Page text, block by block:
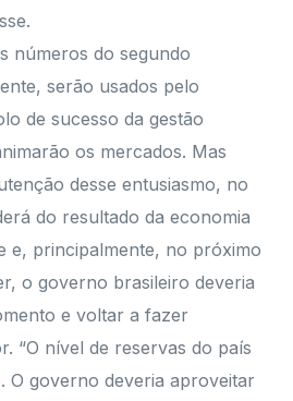
números do segundo
serão usados pelo
de sucesso da gestão
os mercados. Mas
desse entusiasmo, no
do resultado da economia
e, principalmente, no próximo
o governo brasileiro deveria
e voltar a fazer
“O nível de reservas do país
O governo deveria aproveitar